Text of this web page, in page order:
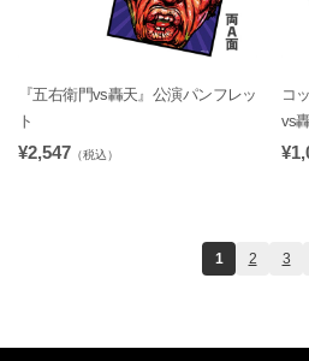
『五右衛門vs轟天』公演パンフレッ
ト
¥2,547 （税込）
コ
vs
1 2 3